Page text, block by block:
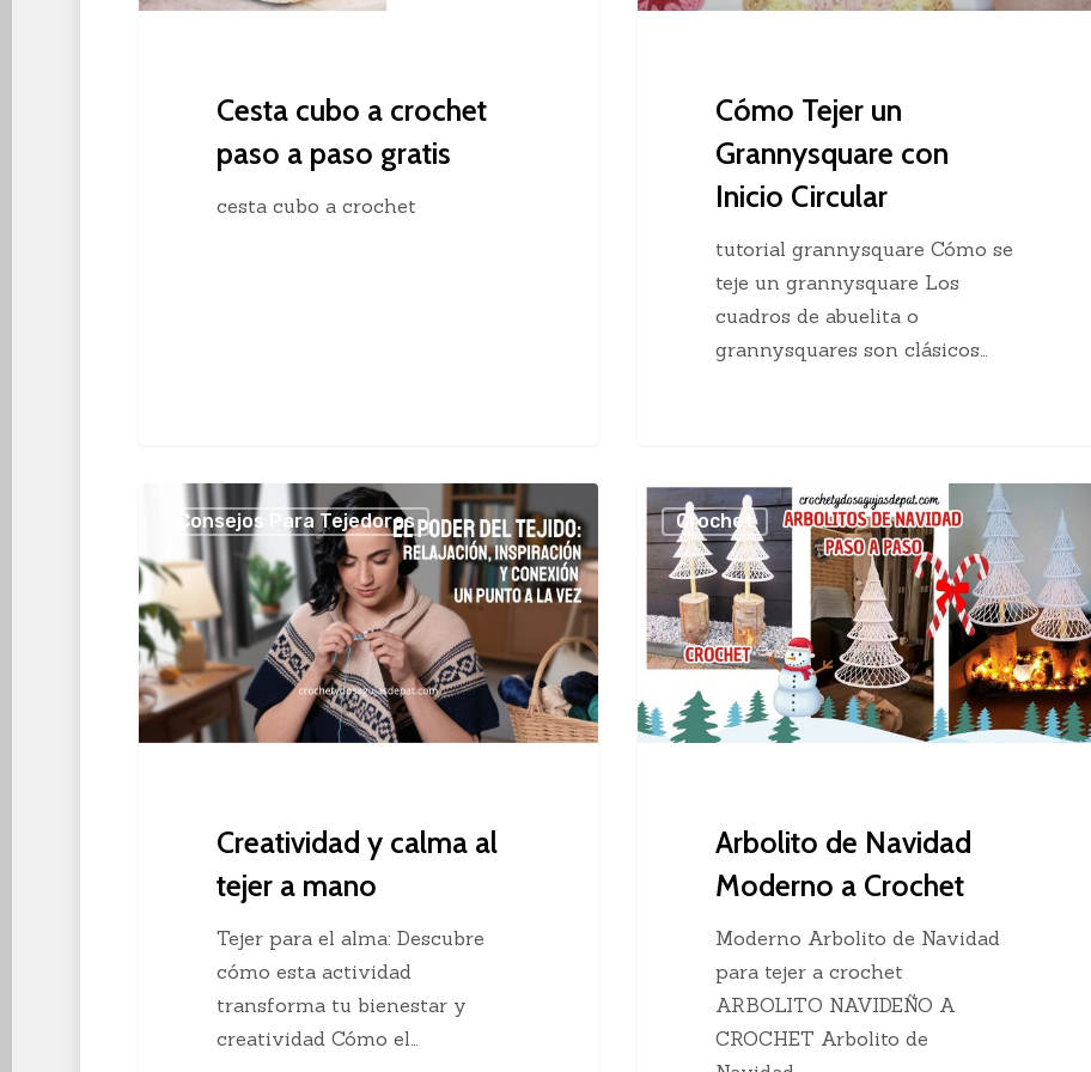
Cesta cubo a crochet
paso a paso gratis
cesta cubo a crochet
Cómo Tejer un
Grannysquare con
Inicio Circular
tutorial grannysquare Cómo se
teje un grannysquare Los
cuadros de abuelita o
grannysquares son clásicos…
Creatividad
calma
al
tejer
a
mano
Consejos Para Tejedoras
Creatividad y calma al
tejer a mano
Tejer para el alma: Descubre
cómo esta actividad
transforma tu bienestar y
creatividad Cómo el…
Arbolito
de
Navidad
Moderno
a
Crochet
Crochet
Arbolito de Navidad
Moderno a Crochet
Moderno Arbolito de Navidad
para tejer a crochet
ARBOLITO NAVIDEÑO A
CROCHET Arbolito de